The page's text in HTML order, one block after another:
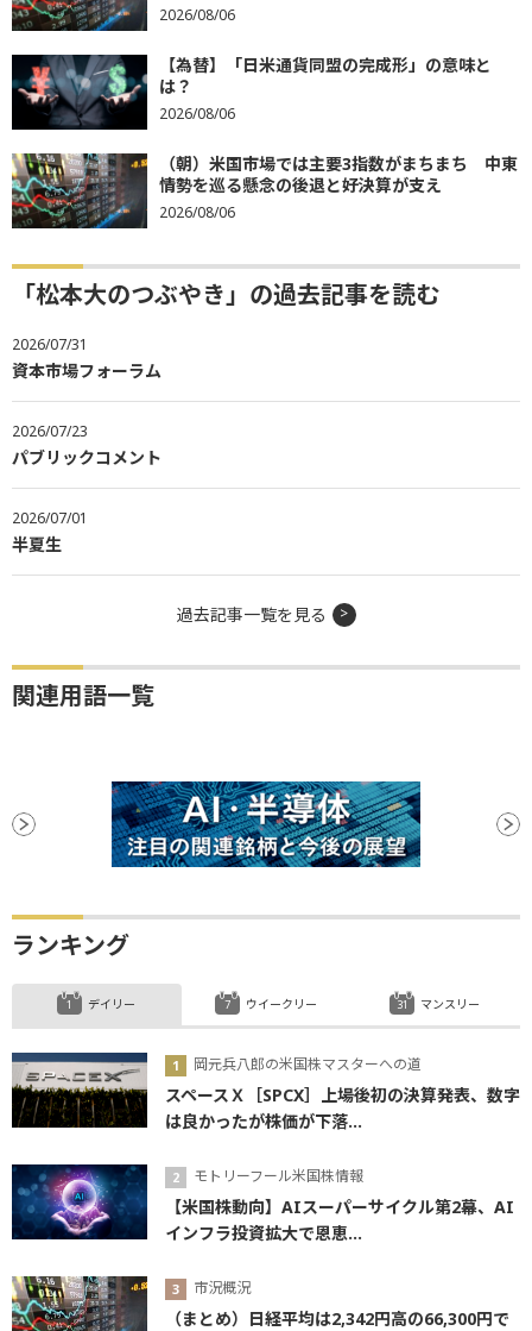
2026/08/06
【為替】「日米通貨同盟の完成形」の意味と
は？
2026/08/06
（朝）米国市場では主要3指数がまちまち 中東
情勢を巡る懸念の後退と好決算が支え
2026/08/06
「松本大のつぶやき」の過去記事を読む
2026/07/31
資本市場フォーラム
2026/07/23
パブリックコメント
2026/07/01
半夏生
過去記事一覧を見る
関連用語一覧
ランキング
デイリー
岡元兵八郎の米国株マスターへの道
スペースＸ［SPCX］上場後初の決算発表、数字
は良かったが株価が下落...
モトリーフール米国株情報
【米国株動向】AIスーパーサイクル第2幕、AI
インフラ投資拡大で恩恵...
市況概況
（まとめ）日経平均は2,342円高の66,300円で
ウイークリー マンスリー